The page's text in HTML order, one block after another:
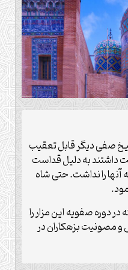
صفی دیگر قابل تعقیب
داشتند به دلیل قداست
را نداشت. حتی شاه
در دوره صفویه این مزار را
و مصونیت بزهکاران در